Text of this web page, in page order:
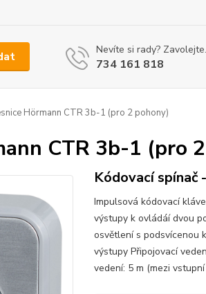
Nevíte si rady? Zavolejte.
734 161 818
Hörmann CTR 3b-1 (pro 2 pohony)
CTR 3b-1 (pro
Kódovací
Impulsová kódovací
výstupy k ovládáí dvou
osvětlení s podsvícenou
výstupy Připojovací
vedení: 5 m (mezi